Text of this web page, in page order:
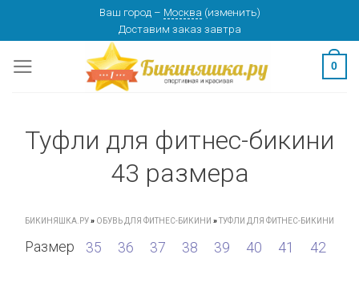
content
Ваш город – Москва (изменить)
Доставим заказ завтра
0
Туфли для фитнес-бикини
43 размера
БИКИНЯШКА.РУ» ОБУВЬ ДЛЯ ФИТНЕС-БИКИНИ »ТУФЛИ ДЛЯ ФИТНЕС-БИКИНИ
Размер 35 36 37 38 39 40 41 42